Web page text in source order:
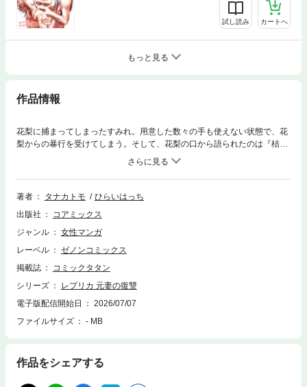
試し読み カートへ
もっと見る
作品情報
花梨に捕まってしまったすみれ。用意した数々の手も使えない状態で、花
梨からの暴行を受けてしまう。そして、花梨の口から語られたのは『桔平
はなぜ、花梨に堕ちてしまったのか？』という過去話だった。さらに、花
梨は男にすみれを襲うよう命令をして…!!?絶体絶命の中、すみれの復讐は
果たされるのか？TVドラマ放送の超人気作、最新第19巻!!!
著者
タナカトモ
ひらいはっち
出版社
コアミックス
ジャンル
女性マンガ
レーベル
ゼノンコミックス
掲載誌
コミックタタン
シリーズ
レプリカ 元妻の復讐
電子版配信開始日
2026/07/07
ファイルサイズ
- MB
作品をシェアする